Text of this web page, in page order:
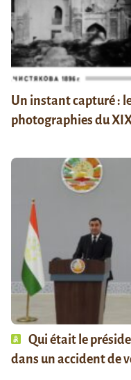
Un instant capturé :
photographies du
Qui était le
dans un accident de